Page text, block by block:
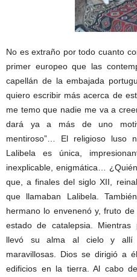
No es extraño por todo cuanto
primer europeo que las
capellán de la embajada
quiero escribir más acerca de
me temo que nadie me va a
dará ya a más de uno
mentiroso”… El religioso luso
Lalibela es única,
inexplicable, enigmática…
que, a finales del siglo XII,
que llamaban Lalibela.
hermano lo envenenó y, fruto
estado de catalepsia.
llevó su alma al cielo y allí
maravillosas. Dios se dirigió a
edificios en la tierra. Al cabo